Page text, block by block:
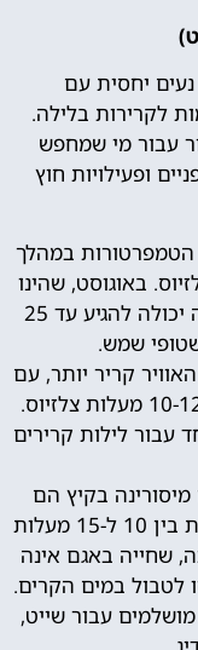
נעים יחסית עם
לקרירות בלילה.
עבור מי שמחפש
ופעילויות חוץ
במהלך
ל-25 מעלות צלזיוס. באוגוסט, שהינו
החודש החם ביותר, הטמפרטורה יכולה להגיע עד 25
שמש.
קריר יותר, עם
טמפרטורות שמגיעות לעיתים ל-10-12 מעלות צלזיוס.
עבור לילות קרירים
בקיץ הם
קרים מאוד, עם טמפרטורות הנעות בין 10 ל-15 מעלות
שחייה באגם אינה
לטבול במים הקרים.
עבור שייט,